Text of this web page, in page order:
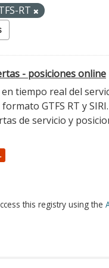
RT
- posiciones online
tiempo real del
GTFS RT y
de servicio y
this registry using the